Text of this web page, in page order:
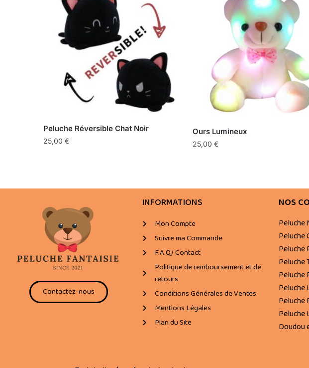
Peluche Réversible Chat Noir
25,00€
Ours Lumineux
25,00 €
Contactez-nous
INFORMATIONS
Mon Compte
Suivre ma Commande
F.A.Q/ Contact
Politique de remboursement et de
retours
Conditions Générales de Ventes
Mentions Légales
Plan du Site
NOS
Peluche
Peluche
Peluche
Peluche
Peluche
Peluche
Peluche
Peluche
Doudou